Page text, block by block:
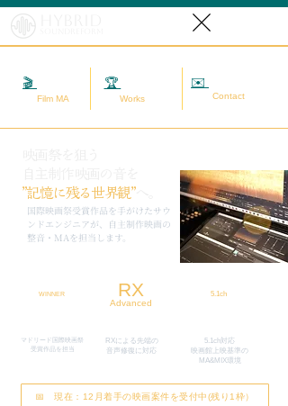
🎬
Film MA
🏆
Works
✉️
Contact
​国際映画祭受賞作品を手がけたサウ
ンドエンジニアが、自主制作映画の
整音・MAを担当します。
”記憶に残る世界観”へ。
WINNER RX
Advanced
マドリード国際映画祭
​受賞作品を担当
RXによる先端の
​音声修復に対応
5.1ch
5.1ch対応
映画館上映基準の
MA&MIX環境
📅 現在：12月着手の映画案件を受付中(残り1枠）